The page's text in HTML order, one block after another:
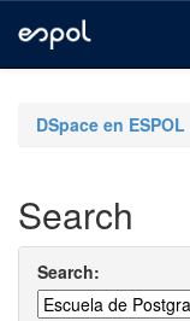
navigationDSpace en ESPOL
Search
Search: